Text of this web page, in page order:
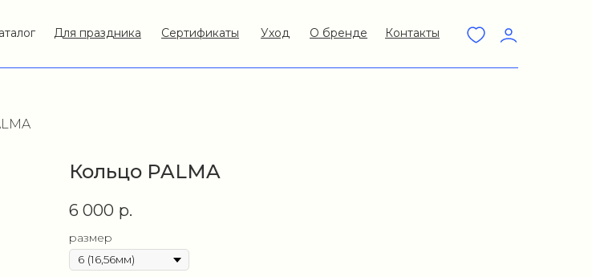
О бренде
Уход
Сертификаты Контакты
Для праздника
Кольцо PALMA
6 000 р.
размер